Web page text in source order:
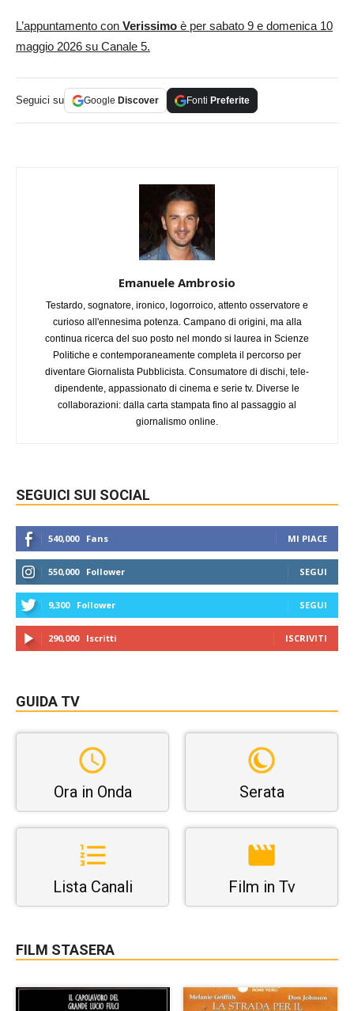
L’appuntamento con Verissimo è per sabato 9 e domenica 10
maggio 2026 su Canale 5.
Seguici su Google Discover Fonti Preferite
Emanuele Ambrosio
Testardo, sognatore, ironico, logorroico, attento osservatore e
curioso all'ennesima potenza. Campano di origini, ma alla
continua ricerca del suo posto nel mondo si laurea in Scienze
Politiche e contemporaneamente completa il percorso per
diventare Giornalista Pubblicista. Consumatore di dischi, tele-
dipendente, appassionato di cinema e serie tv. Diverse le
collaborazioni: dalla carta stampata fino al passaggio al
giornalismo online.
SEGUICI SUI SOCIAL
540,000 Fans MI PIACE
550,000 Follower SEGUI
9,300 Follower SEGUI
290,000 Iscritti ISCRIVITI
GUIDA TV
Ora in Onda Serata
Lista Canali Film in Tv
FILM STASERA